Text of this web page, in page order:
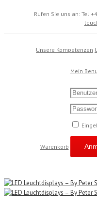
Rufen Sie uns an: Tel
Unsere Kompetenzen
Warenkorb
Mein